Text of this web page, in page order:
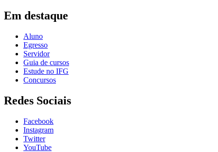
Em destaque
Aluno
Egresso
Servidor
Guia de cursos
Estude no IFG
Concursos
Redes Sociais
Facebook
Instagram
Twitter
YouTube